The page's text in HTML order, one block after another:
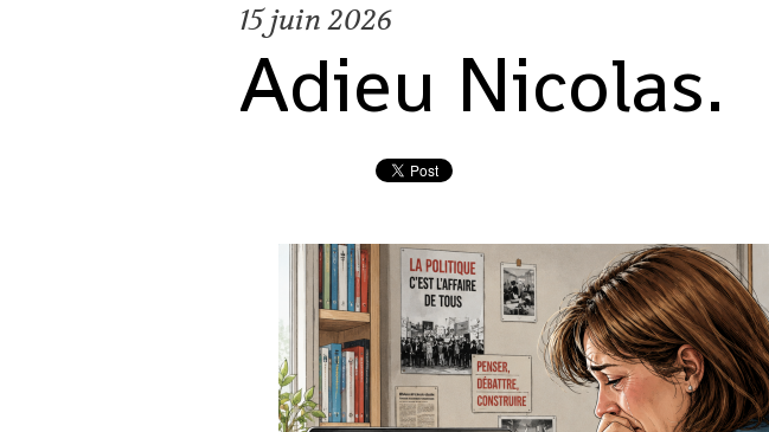
15 juin 2026
Adieu Nicolas.